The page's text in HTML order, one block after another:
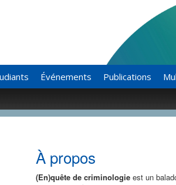
Événements Publications
À propos
(En)quête de criminologie est un